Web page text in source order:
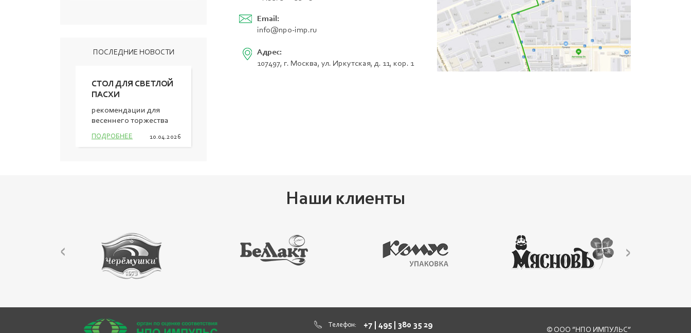
ПОСЛЕДНИЕ НОВОСТИ
СТОЛ ДЛЯ СВЕТЛОЙ
ПАСХИ
рекомендации для
весеннего торжества
ПОДРОБНЕЕ 10.04.2026
Email:
info@npo-imp.ru
Адрес:
107497, г. Москва, ул. Иркутская, д. 11, кор. 1
Наши клиенты
Телефон: +7 | 495 | 380 35 29
© ООО ”НПО ИМПУЛЬС”